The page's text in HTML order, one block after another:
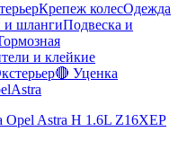
Крепеж колесОдежда
и шлангиПодвеска и
и клейкие
🔴 Уценка
Astra